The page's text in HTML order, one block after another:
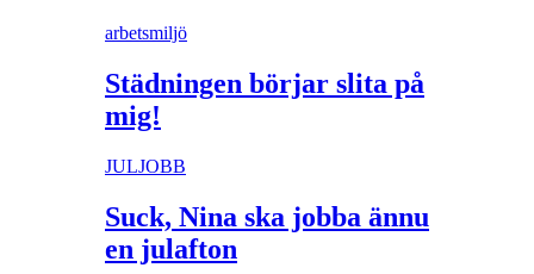
arbetsmiljö
Städningen börjar slita på
mig!
JULJOBB
Suck, Nina ska jobba ännu
en julafton